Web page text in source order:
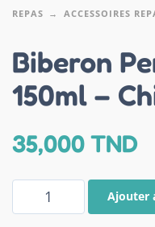
REPAS
ACCESSOIRES
Biberon
150ml –
35,000TND
Ajouter